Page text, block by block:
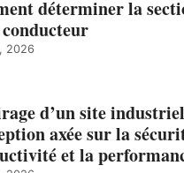
déterminer la
2026
d’un site
axée sur la
et la